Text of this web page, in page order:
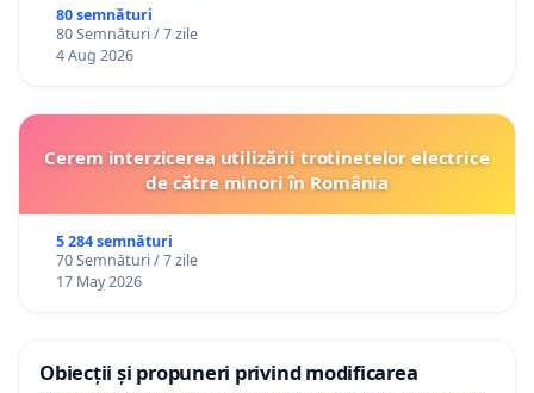
80 semnături
80 Semnături / 7 zile
4 Aug 2026
Cerem interzicerea utilizării trotinetelor electrice
de către minori în România
5 284 semnături
70 Semnături / 7 zile
17 May 2026
Obiecții și propuneri privind modificarea